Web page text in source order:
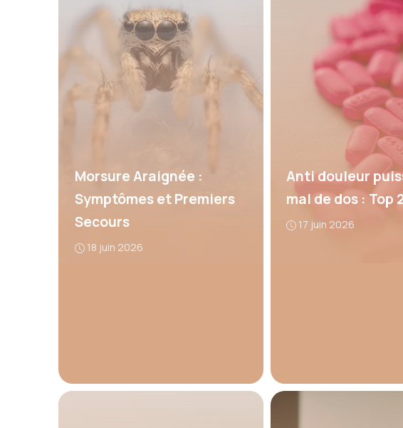
Morsure Araignée :
Symptômes et Premiers
Secours
18 juin 2026
Anti douleur
mal de dos : Top
17 juin 2026